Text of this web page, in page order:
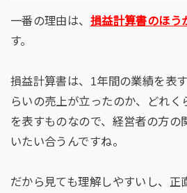
一番の理由は、 損益計算書のほう
す。
損益計算書は、1年間の業績を表
らいの売上が立ったのか、どれく
を表すものなので、経営者の方の
いたい合うんですね。
だから見ても理解しやすいし、正